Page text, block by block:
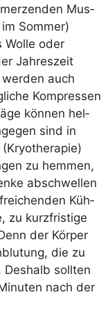
Mus­
Som­mer)
Wol­le oder
Jah­res­zeit
auch
Kom­pres­sen
kön­nen hel­
sind in
zu hem­men,
abschwel­len
Küh­
zu kurz­fris­ti­ge
der Kör­per
die zu
Des­halb soll­ten
nach der